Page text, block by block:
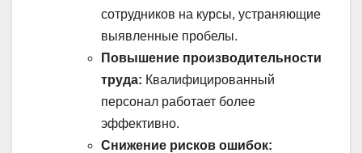
сотрудников на курсы, устраняющие
выявленные пробелы.
Повышение производительности
труда: Квалифицированный
персонал работает более
эффективно.
Снижение рисков ошибок: